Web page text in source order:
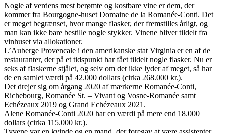
Nogle af verdens mest berømte og kostbare vine er dem, der
kommer fra Bourgogne-huset Domaine de la Romanée-Conti. Det
er meget begrænset, hvor mange flasker, der fremstilles årligt, og
man kan ikke bare bestille nogle stykker. Vinene bliver tildelt fra
vinhuset via allokationer.
L’Auberge Provencale i den amerikanske stat Virginia er en af de
restauranter, der på et tidspunkt har fået tildelt nogle flasker. Nu er
seks af flaskerne stjålet, og selv om det ikke lyder af meget, så har
de en samlet værdi på 42.000 dollars (cirka 268.000 kr.).
Det drejer sig om årgang 2020 af mærkerne Romanée-Conti,
Richebourg, Romanée St. – Vivant og Vosne-Romanée samt
Echézeaux 2019 og Grand Echézeaux 2021.
Alene Romanée-Conti 2020 har en værdi på mere end 18.000
dollars (cirka 115.000 kr.).